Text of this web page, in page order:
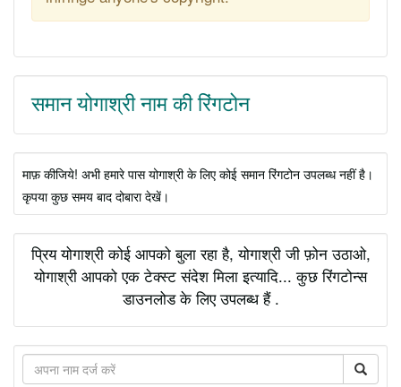
समान योगाश्री नाम की रिंगटोन
माफ़ कीजिये! अभी हमारे पास योगाश्री के लिए कोई समान रिंगटोन उपलब्ध नहीं है।
कृपया कुछ समय बाद दोबारा देखें।
प्रिय योगाश्री कोई आपको बुला रहा है, योगाश्री जी फ़ोन उठाओ,
योगाश्री आपको एक टेक्स्ट संदेश मिला इत्यादि... कुछ रिंगटोन्स
डाउनलोड के लिए उपलब्ध हैं .